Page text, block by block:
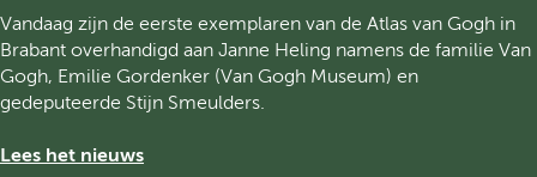
z
i
j
A
M
i
n
t
p
b
e
M
u
s
u
V
a
n
G
g
Vandaag zijn de eerste exemplaren van de Atlas van Gogh in
Brabant overhandigd aan Janne Heling namens de familie Van
Gogh, Emilie Gordenker (Van Gogh Museum) en
gedeputeerde Stijn Smeulders.
Lees het nieuws